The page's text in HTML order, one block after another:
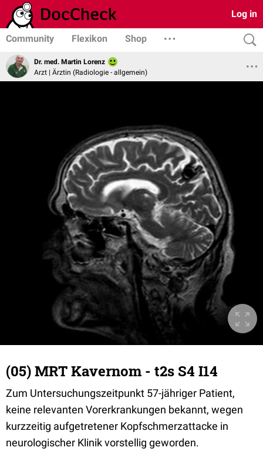
Log in
Community Flexikon Shop
Dr. med. Martin Lorenz
Arzt | Ärztin (Radiologie - allgemein)
(05) MRT Kavernom - t2s S4 I14
Zum Untersuchungszeitpunkt 57-jähriger Patient,
keine relevanten Vorerkrankungen bekannt, wegen
kurzzeitig aufgetretener Kopfschmerzattacke in
neurologischer Klinik vorstellig geworden.